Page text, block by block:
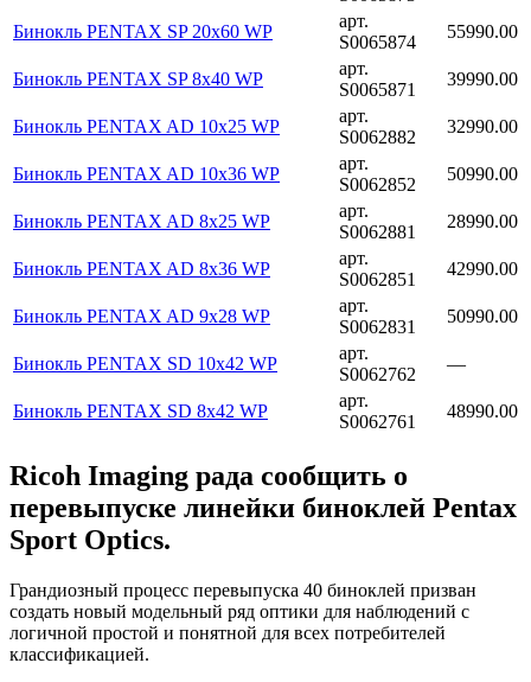
Бинокль PENTAX SP 20х60 WP
арт.
S0065874
55990.00
Бинокль PENTAX SP 8x40 WP
арт.
S0065871
39990.00
Бинокль PENTAX AD 10x25 WP
арт.
S0062882
32990.00
Бинокль PENTAX AD 10x36 WP
арт.
S0062852
50990.00
Бинокль PENTAX AD 8x25 WP
арт.
S0062881
28990.00
Бинокль PENTAX AD 8x36 WP
арт.
S0062851
42990.00
Бинокль PENTAX AD 9x28 WP
арт.
S0062831
50990.00
Бинокль PENTAX SD 10x42 WP
арт.
S0062762
—
Бинокль PENTAX SD 8x42 WP
арт.
S0062761
48990.00
Ricoh Imaging рада сообщить о
перевыпуске линейки биноклей Pentax
Sport Optics.
Грандиозный процесс перевыпуска 40 биноклей призван
создать новый модельный ряд оптики для наблюдений с
логичной простой и понятной для всех потребителей
классификацией.